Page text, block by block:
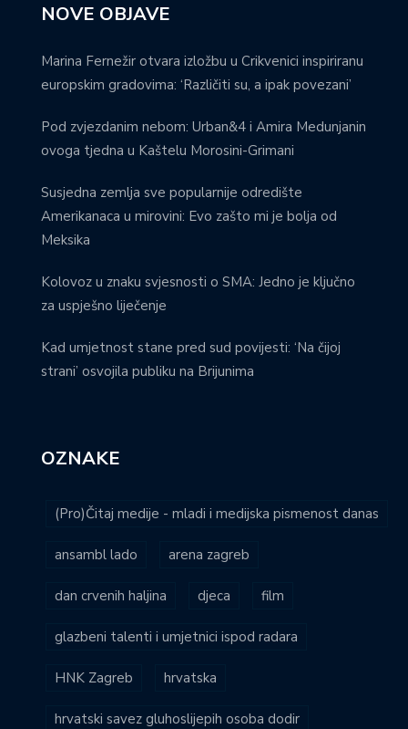
NOVE OBJAVE
Marina Fernežir otvara izložbu u Crikvenici inspiriranu
europskim gradovima: ‘Različiti su, a ipak povezani’
Pod zvjezdanim nebom: Urban&4 i Amira Medunjanin
ovoga tjedna u Kaštelu Morosini-Grimani
Susjedna zemlja sve popularnije odredište
Amerikanaca u mirovini: Evo zašto mi je bolja od
Meksika
Kolovoz u znaku svjesnosti o SMA: Jedno je ključno
za uspješno liječenje
Kad umjetnost stane pred sud povijesti: ‘Na čijoj
strani’ osvojila publiku na Brijunima
OZNAKE
(Pro)Čitaj medije - mladi i medijska pismenost danas
ansambl lado arena zagreb
dan crvenih haljina djeca film
glazbeni talenti i umjetnici ispod radara
HNK Zagreb hrvatska
hrvatski savez gluhoslijepih osoba dodir